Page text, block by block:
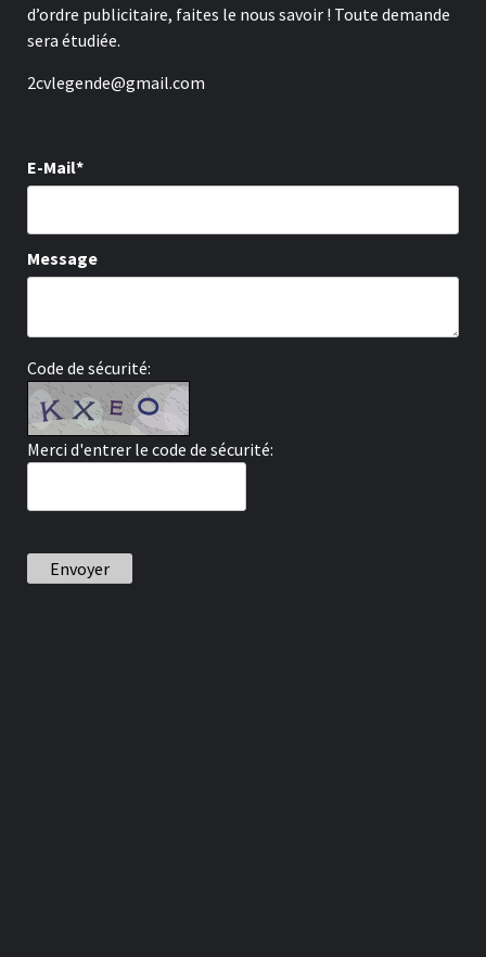
d’ordre publicitaire, faites le nous savoir ! Toute demande
sera étudiée.
2cvlegende@gmail.com
E-Mail*
Message
Code de sécurité:
Merci d'entrer le code de sécurité:
Envoyer